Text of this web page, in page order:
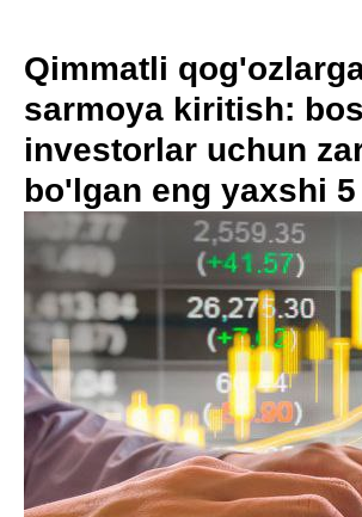
Qimmatli
sarmoya kiritish:
investorlar uchun
bo'lgan eng yaxshi